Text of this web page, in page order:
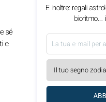
sé
e
E inoltre: regali
bioritmo...